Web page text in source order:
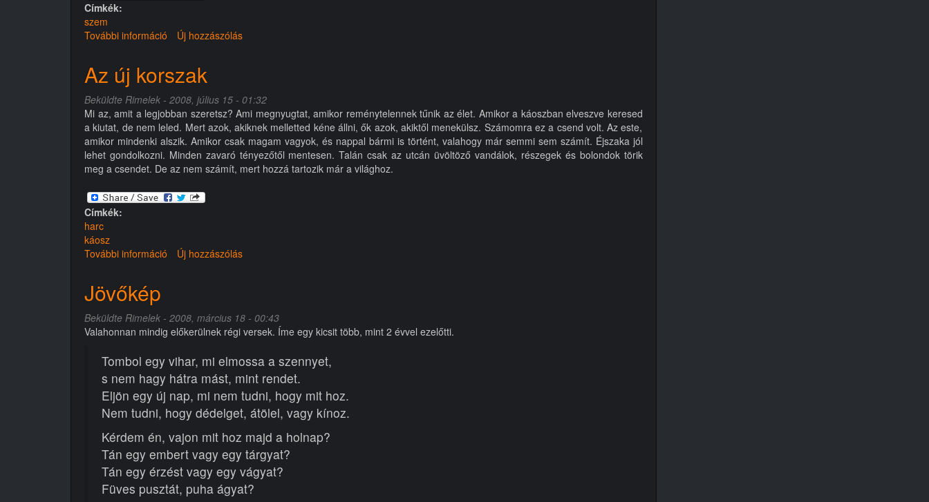
Címkék:
szem
További információ Bolond
kapcsolatosan
Új hozzászólás
Az új korszak
Beküldte Rimelek - 2008, július 15 - 01:32
Mi az, amit a legjobban szeretsz? Ami megnyugtat, amikor reménytelennek tűnik az élet. Amikor a káoszban elveszve keresed
a kiutat, de nem leled. Mert azok, akiknek melletted kéne állni, ők azok, akiktől menekülsz. Számomra ez a csend volt. Az este,
amikor mindenki alszik. Amikor csak magam vagyok, és nappal bármi is történt, valahogy már semmi sem számít. Éjszaka jól
lehet gondolkozni. Minden zavaró tényezőtől mentesen. Talán csak az utcán üvöltöző vandálok, részegek és bolondok törik
meg a csendet. De az nem számít, mert hozzá tartozik már a világhoz.
Címkék:
harc
káosz
További információ AzÚj hozzászólás
Jövőkép
Beküldte Rimelek - 2008, március 18 - 00:43
Valahonnan mindig előkerülnek régi versek. Íme egy kicsit több, mint 2 évvel ezelőtti.
Tombol egy vihar, mi elmossa a szennyet,
s nem hagy hátra mást, mint rendet.
Eljön egy új nap, mi nem tudni, hogy mit hoz.
Nem tudni, hogy dédelget, átölel, vagy kínoz.
Kérdem én, vajon mit hoz majd a holnap?
Tán egy embert vagy egy tárgyat?
Tán egy érzést vagy egy vágyat?
Füves pusztát, puha ágyat?